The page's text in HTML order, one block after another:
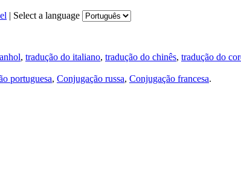
| Select a language
, tradução do italiano, tradução do chinês, tradução do
portuguesa, Conjugação russa, Conjugação francesa.